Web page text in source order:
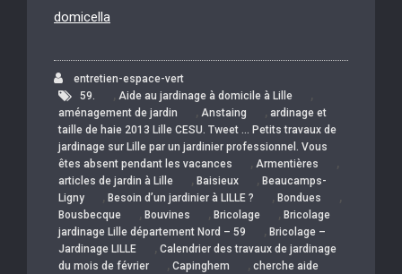
domicella
entretien-espace-vert
59.
, Aide au jardinage à domicile à Lille ,
aménagement de jardin , Anstaing , ardinage et
taille de haie 2013 Lille CESU. Tweet … Petits travaux de
jardinage sur Lille par un jardinier professionnel. Vous
êtes absent pendant les vacances
, Armentières ,
articles de jardin à Lille , Baisieux , Beaucamps-
Ligny
, Besoin d’un jardinier à LILLE ? , Bondues ,
Bousbecque , Bouvines , Bricolage , Bricolage
jardinage Lille département Nord – 59
, Bricolage –
Jardinage LILLE
, Calendrier des travaux de jardinage
du mois de février
, Capinghem , cherche aide